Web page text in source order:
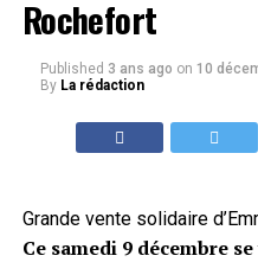
Rochefort
Published 3 ans ago on 10
By La rédaction
Grande vente solidaire
Ce samedi 9 décembre